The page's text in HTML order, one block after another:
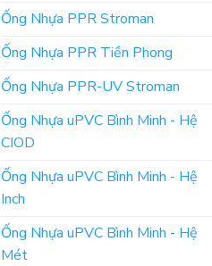
Ống Nhựa PPR Stroman
Ống Nhựa PPR Tiền Phong
Ống Nhựa PPR-UV Stroman
Ống Nhựa uPVC Bình Minh - Hệ
CIOD
Ống Nhựa uPVC Bình Minh - Hệ
Inch
Ống Nhựa uPVC Bình Minh - Hệ
Mét